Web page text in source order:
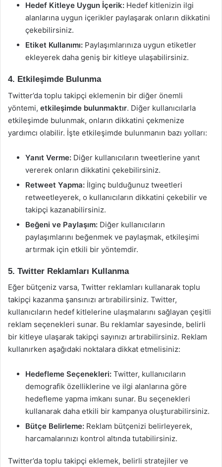
Hedef Kitleye Uygun İçerik: Hedef kitlenizin ilgi
alanlarına uygun içerikler paylaşarak onların dikkatini
çekebilirsiniz.
Etiket Kullanımı: Paylaşımlarınıza uygun etiketler
ekleyerek daha geniş bir kitleye ulaşabilirsiniz.
4. Etkileşimde Bulunma
Twitter’da toplu takipçi eklemenin bir diğer önemli
yöntemi, etkileşimde bulunmaktır. Diğer kullanıcılarla
etkileşimde bulunmak, onların dikkatini çekmenize
yardımcı olabilir. İşte etkileşimde bulunmanın bazı yolları:
Yanıt Verme: Diğer kullanıcıların tweetlerine yanıt
vererek onların dikkatini çekebilirsiniz.
Retweet Yapma: İlginç bulduğunuz tweetleri
retweetleyerek, o kullanıcıların dikkatini çekebilir ve
takipçi kazanabilirsiniz.
Beğeni ve Paylaşım: Diğer kullanıcıların
paylaşımlarını beğenmek ve paylaşmak, etkileşimi
artırmak için etkili bir yöntemdir.
5. Twitter Reklamları Kullanma
Eğer bütçeniz varsa, Twitter reklamları kullanarak toplu
takipçi kazanma şansınızı artırabilirsiniz. Twitter,
kullanıcıların hedef kitlelerine ulaşmalarını sağlayan çeşitli
reklam seçenekleri sunar. Bu reklamlar sayesinde, belirli
bir kitleye ulaşarak takipçi sayınızı artırabilirsiniz. Reklam
kullanırken aşağıdaki noktalara dikkat etmelisiniz:
Hedefleme Seçenekleri: Twitter, kullanıcıların
demografik özelliklerine ve ilgi alanlarına göre
hedefleme yapma imkanı sunar. Bu seçenekleri
kullanarak daha etkili bir kampanya oluşturabilirsiniz.
Bütçe Belirleme: Reklam bütçenizi belirleyerek,
harcamalarınızı kontrol altında tutabilirsiniz.
Twitter’da toplu takipçi eklemek, belirli stratejiler ve